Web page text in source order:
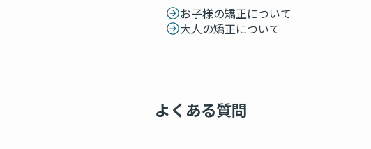
お子様の矯正について
大人の矯正について
よくある質問